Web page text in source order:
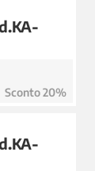
Sconto 20%